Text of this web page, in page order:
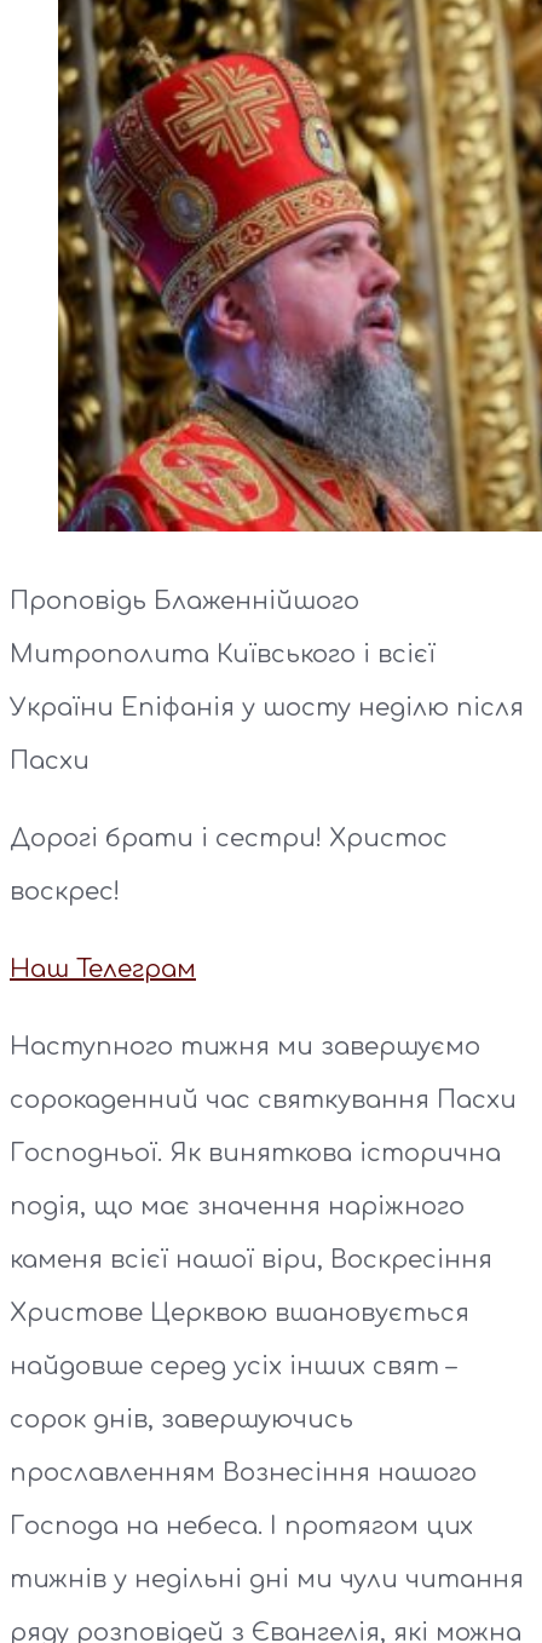
Проповідь Блаженнійшого
Митрополита Київського і всієї
України Епіфанія у шосту неділю після
Пасхи
Дорогі брати і сестри! Христос
воскрес!
Наш Телеграм
Наступного тижня ми завершуємо
сорокаденний час святкування Пасхи
Господньої. Як виняткова історична
подія, що має значення наріжного
каменя всієї нашої віри, Воскресіння
Христове Церквою вшановується
найдовше серед усіх інших свят –
сорок днів, завершуючись
прославленням Вознесіння нашого
Господа на небеса. І протягом цих
тижнів у недільні дні ми чули читання
ряду розповідей з Євангелія, які можна